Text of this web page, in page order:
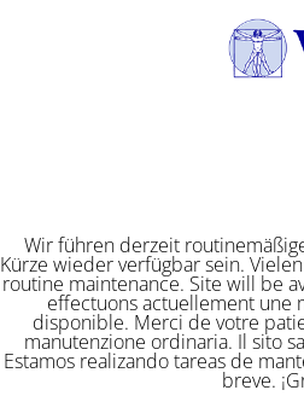
Wir führen derzeit
Kürze wieder verfügbar sein.
routine maintenance. Site will be
effectuons actuellement une
disponible. Merci de votre
manutenzione ordinaria. Il sito
Estamos realizando tareas de
breve.